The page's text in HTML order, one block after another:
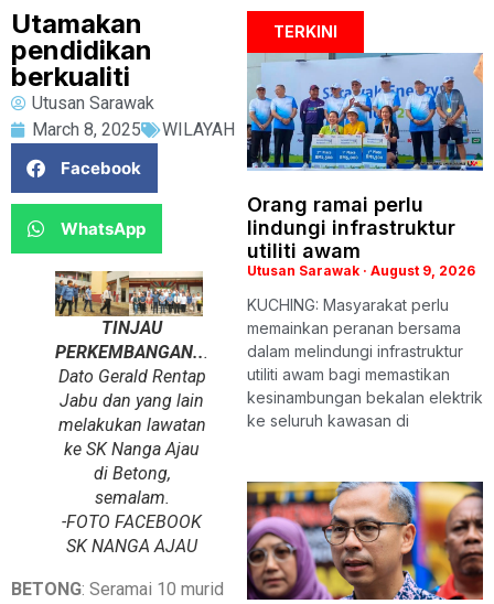
Utamakan
pendidikan
berkualiti
Utusan Sarawak
March 8, 2025
WILAYAH
Facebook
WhatsApp
TINJAU
PERKEMBANGAN...
Dato Gerald Rentap
Jabu dan yang lain
melakukan lawatan
ke SK Nanga Ajau
di Betong,
semalam.
-FOTO FACEBOOK
SK NANGA AJAU
BETONG: Seramai 10 murid
TERKINI
Orang ramai perlu
lindungi infrastruktur
utiliti awam
Utusan Sarawak August 9, 2026
KUCHING: Masyarakat perlu
memainkan peranan bersama
dalam melindungi infrastruktur
utiliti awam bagi memastikan
kesinambungan bekalan elektrik
ke seluruh kawasan di